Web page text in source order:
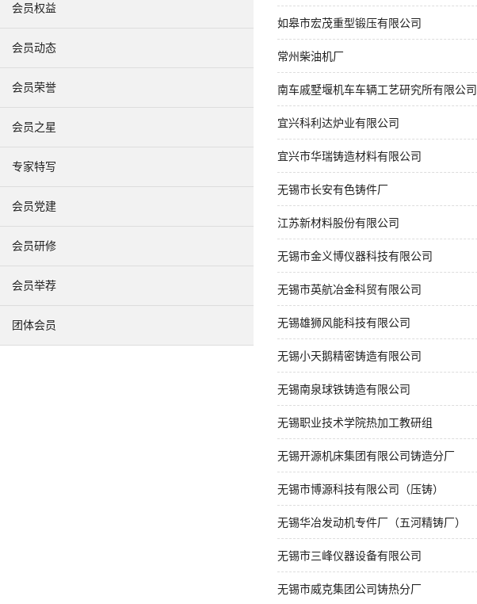
会员权益
会员动态
会员荣誉
会员之星
专家特写
会员党建
会员研修
会员举荐
团体会员
如皋市宏茂重型锻压有限公司
常州柴油机厂
南车戚墅堰机车车辆工艺研究所有限公司
宜兴科利达炉业有限公司
宜兴市华瑞铸造材料有限公司
无锡市长安有色铸件厂
江苏新材料股份有限公司
无锡市金义博仪器科技有限公司
无锡市英航冶金科贸有限公司
无锡雄狮风能科技有限公司
无锡小天鹅精密铸造有限公司
无锡南泉球铁铸造有限公司
无锡职业技术学院热加工教研组
无锡开源机床集团有限公司铸造分厂
无锡市博源科技有限公司（压铸）
无锡华冶发动机专件厂（五河精铸厂）
无锡市三峰仪器设备有限公司
无锡市威克集团公司铸热分厂